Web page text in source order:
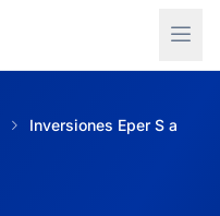
Inversiones Eper S a